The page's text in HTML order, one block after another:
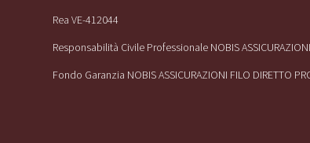
Rea VE-412044
Responsabilità Civile Professionale NOBIS
Fondo Garanzia NOBIS ASSICURAZIONI FILO DIRETTO